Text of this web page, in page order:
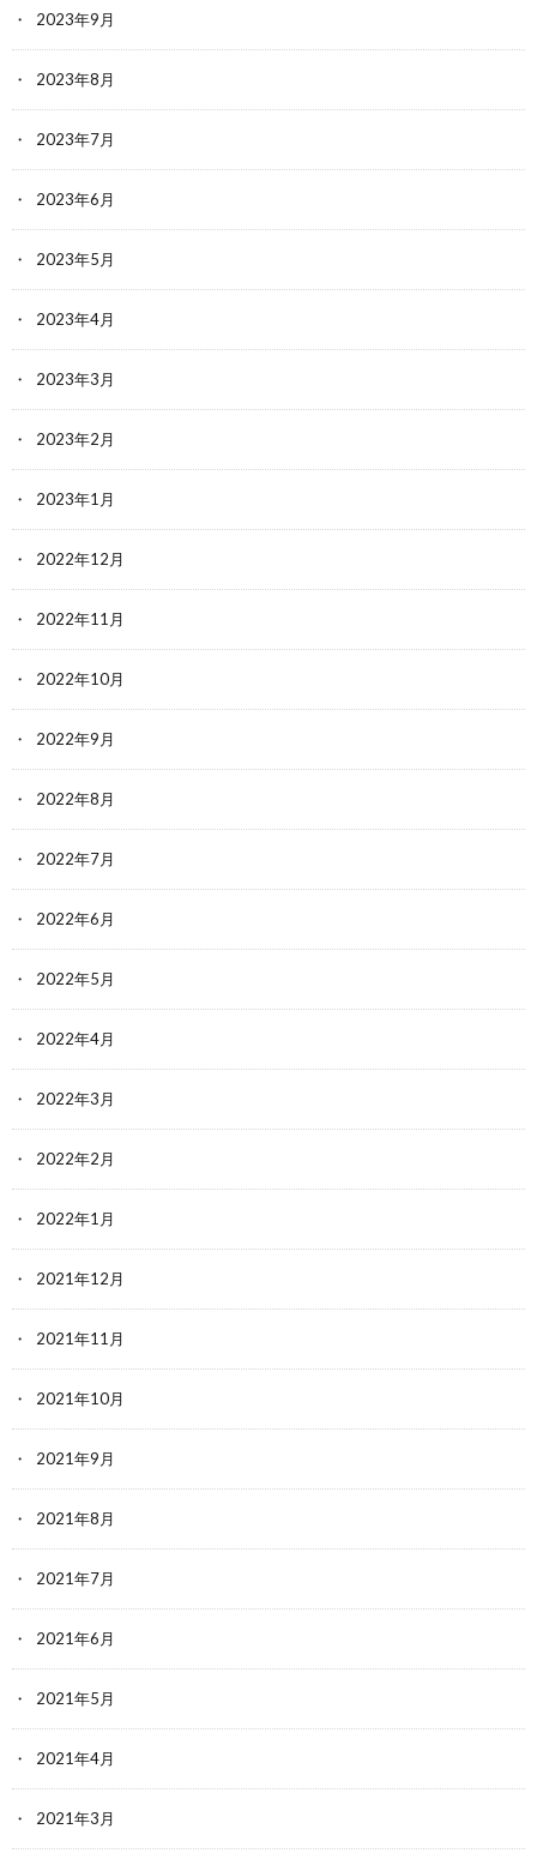
2023年9月
2023年8月
2023年7月
2023年6月
2023年5月
2023年4月
2023年3月
2023年2月
2023年1月
2022年12月
2022年11月
2022年10月
2022年9月
2022年8月
2022年7月
2022年6月
2022年5月
2022年4月
2022年3月
2022年2月
2022年1月
2021年12月
2021年11月
2021年10月
2021年9月
2021年8月
2021年7月
2021年6月
2021年5月
2021年4月
2021年3月